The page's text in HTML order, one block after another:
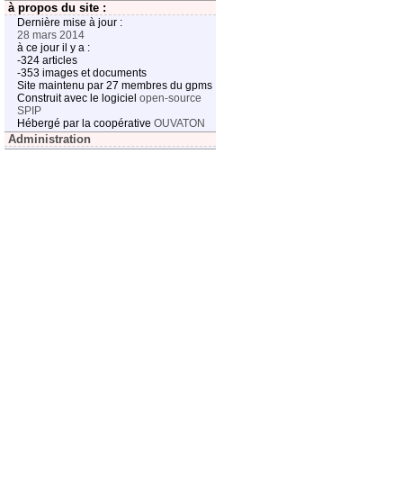
à propos du site :
Dernière mise à jour :
28 mars 2014
à ce jour il y a :
-324 articles
-353 images et documents
Site maintenu par 27 membres du gpms
Construit avec le logiciel open-source
SPIP
Hébergé par la coopérative OUVATON
Administration